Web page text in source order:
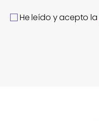
He leído y acepto la